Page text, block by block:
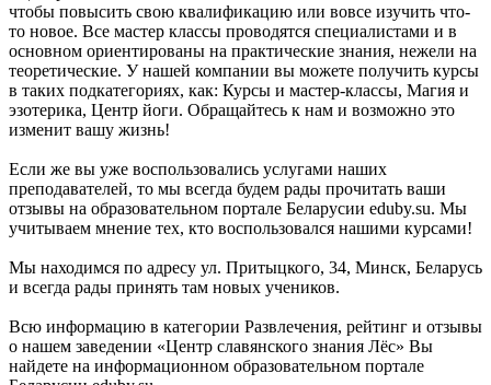
чтобы повысить свою квалификацию или вовсе изучить что-
то новое. Все мастер классы проводятся специалистами и в
основном ориентированы на практические знания, нежели на
теоретические. У нашей компании вы можете получить курсы
в таких подкатегориях, как: Курсы и мастер-классы, Магия и
эзотерика, Центр йоги. Обращайтесь к нам и возможно это
изменит вашу жизнь!
Если же вы уже воспользовались услугами наших
преподавателей, то мы всегда будем рады прочитать ваши
отзывы на образовательном портале Беларусии eduby.su. Мы
учитываем мнение тех, кто воспользовался нашими курсами!
Мы находимся по адресу ул. Притыцкого, 34, Минск, Беларусь
и всегда рады принять там новых учеников.
Всю информацию в категории Развлечения, рейтинг и отзывы
о нашем заведении «Центр славянского знания Лёс» Вы
найдете на информационном образовательном портале